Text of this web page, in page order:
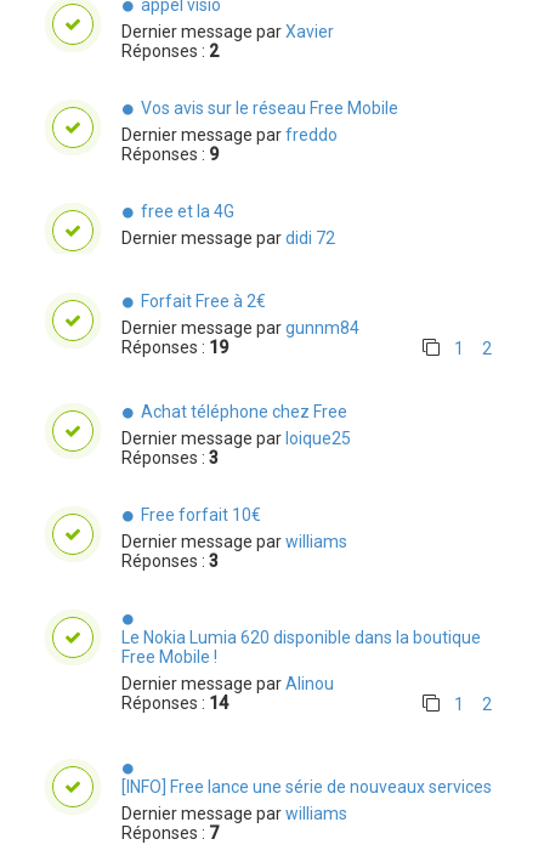
appel visio
Dernier message parXavier
Réponses : 2
Vos avis sur le réseau Free Mobile
Dernier message parfreddo
Réponses : 9
free et la 4G
Dernier message pardidi 72
Forfait Free à 2€
Dernier message pargunnm84
Réponses : 19 1 2
Achat téléphone chez Free
Dernier message parloique25
Réponses : 3
Free forfait 10€
Dernier message parwilliams
Réponses : 3
Le Nokia Lumia 620 disponible dans la boutique
Free Mobile !
Dernier message parAlinou
Réponses : 14 1 2
[INFO] Free lance une série de nouveaux services
Dernier message parwilliams
Réponses : 7